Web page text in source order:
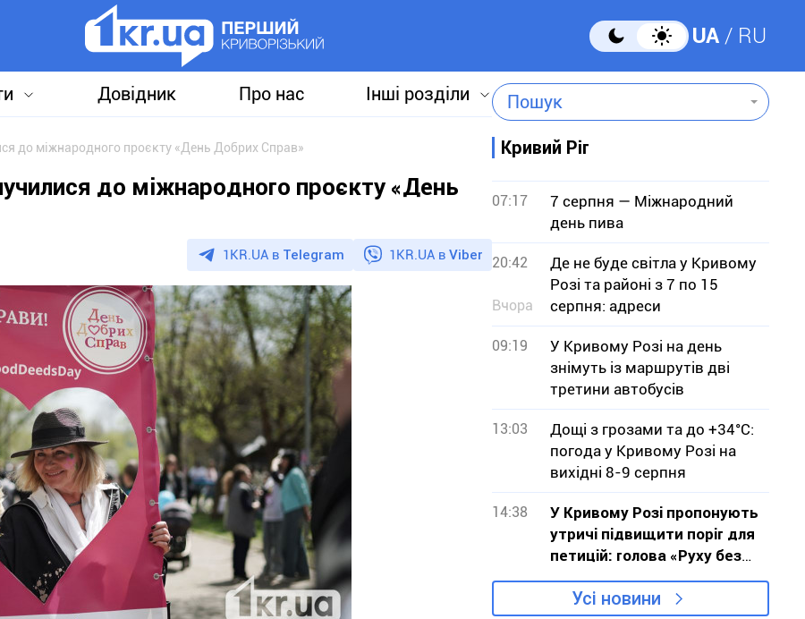
UA RU
Довідник Про нас Інші розділи Пошук
до міжнародного проєкту «День Добрих Справ»
до міжнародного проєкту «День
1KR.UA в Telegram 1KR.UA в Viber
Кривий Ріг
07:17
7 серпня — Міжнародний
день пива
20:42
Вчора
Де не буде світла у Кривому
Розі та районі з 7 по 15
серпня: адреси
09:19
У Кривому Розі на день
знімуть із маршрутів дві
третини автобусів
13:03
Дощі з грозами та до +34°С:
погода у Кривому Розі на
вихідні 8-9 серпня
14:38
У Кривому Розі пропонують
утричі підвищити поріг для
петицій: голова «Руху без
меж» звернувся до влади з
критикою проєкту
Усі новини